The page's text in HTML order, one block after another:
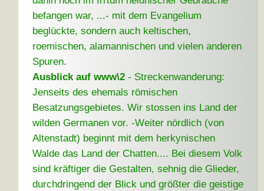
befangen war, ...- mit dem Evangelium
beglückte, sondern auch keltischen,
roemischen, alamannischen und vielen anderen
Spuren.
Ausblick auf www\2 - Streckenwanderung:
Jenseits des ehemals römischen
Besatzungsgebietes. Wir stossen ins Land der
wilden Germanen vor. -Weiter nördlich (von
Altenstadt) beginnt mit dem herkynischen
Walde das Land der Chatten.... Bei diesem Volk
sind kräftiger die Gestalten, sehnig die Glieder,
durchdringend der Blick und größter die geistige